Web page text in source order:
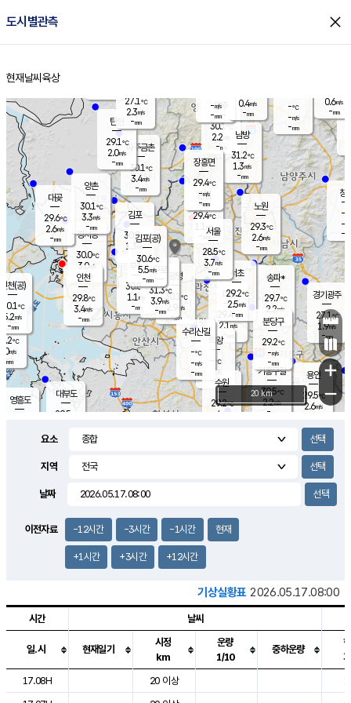
도시별관측 close
홈
현재날씨 육상
의도
℃
m/s
mm
영흥도
양주
30.1℃
2.2
-mm
과천
29.4℃
2.1m/s
- mm
용인
29.5℃
2.6m/s
경기광주
27.1℃
1.9m/s
-mm
3.1m/s
대부도
29.5
경서동
30.0℃
3.0m/s
-mm
파주금촌
30.1℃
3.4m/s
-mm
-℃
-m/s
-mm
대곶
29.6℃
2.6m/s
-mm
창
-
-m/
-
탄현
29.1℃
2.0m/s
-mm
0.6m/s
-mm
의왕
- ℃
m/s
mm
김포
30.8℃
1.3 m/s
mm
광명
30.1
℃
2.9 m/s
-mm
부천
30.8℃
1.1 m/s
-mm
양촌
30.1℃
3.3m/s
-mm
구로
31.3℃
3.9m/s
-mm
은평
29.4℃
m/s
- mm
노원
29.3℃
2.6m/s
-mm
송파*
29.7℃
2.2m/s
-mm
서초
29.2℃
2.5m/s
-mm
남방
31.2℃
1.3m/s
-mm
기흥구갈
30.5℃
2.2m/s
-
수리산길
-℃
-m/s
-mm
분당구
29.2℃
-m/s
-mm
장흥면
29.4℃
-m/s
-mm
-m/s
-mm
인천(공)
30.1℃
5.2m/s
-mm
김포(공)
30.6℃
5.5m/s
-mm
수원
29.2℃
4 m/s
인천
29.8℃
3.4m/s
-mm
서울
28.5℃
3.7m/s
-mm
27.1℃
2.3m/s
-mm
0.4m/s
-mm
+
−
20 km
요소
지역
날짜
이전자료 -12시간 -3시간 -1시간 현재
+1시간 +3시간 +12시간
기상실황표 2026.05.17.08:00
도시별 기상실황표로 지점, 날씨, 기온, 강수, 바람, 기압등을 안내한 표입
시간 날씨
일.시 현재일기
시정
km
운량
1/10
중하운량
17.08H
20 이상